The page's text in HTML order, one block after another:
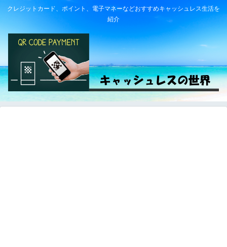
クレジットカード、ポイント、電子マネーなどおすすめキャッシュレス生活を
紹介